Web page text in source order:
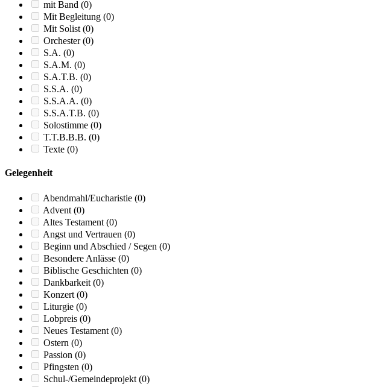
mit Band (0)
Mit Begleitung (0)
Mit Solist (0)
Orchester(0)
S.A. (0)
S.A.M. (0)
S.A.T.B. (0)
S.S.A. (0)
S.S.A.A. (0)
S.S.A.T.B. (0)
Solostimme (0)
T.T.B.B.B. (0)
Texte (0)
Gelegenheit
Abendmahl/Eucharistie (0)
Advent (0)
Altes Testament (0)
Angst und Vertrauen (0)
Beginn und Abschied / Segen (0)
Besondere Anlässe (0)
Biblische Geschichten (0)
Dankbarkeit (0)
Konzert (0)
Liturgie (0)
Lobpreis (0)
Neues Testament (0)
Ostern (0)
Passion (0)
Pfingsten (0)
Schul-/Gemeindeprojekt (0)